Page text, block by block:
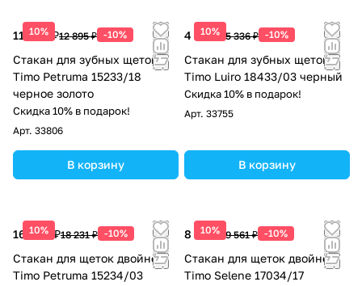
10%
11 606 ₽12 895 ₽ -10%
Стакан для зубных щеток
Timo Petruma 15233/18
черное золото
Скидка 10% в подарок!
Арт. 33806
В корзину
10%
4 802 ₽ 5 336 ₽ -10%
Стакан для зубных щеток
Timo Luiro 18433/03 черный
Скидка 10% в подарок!
Арт. 33755
В корзину
10%
16 408 ₽18 231 ₽ -10%
Стакан для щеток двойной
Timo Petruma 15234/03
10%
8 605 ₽ 9 561 ₽ -10%
Стакан для щеток двойной
Timo Selene 17034/17